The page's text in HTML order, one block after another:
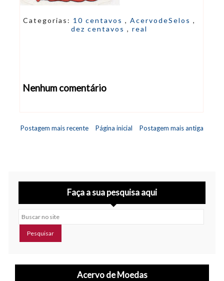
Categorias: 10 centavos , AcervodeSelos ,
dez centavos , real
Nenhum comentário
Postagem mais recente Postagem mais antiga
Página inicial
Faça a sua pesquisa aqui
Buscar no site
Acervo de Moedas